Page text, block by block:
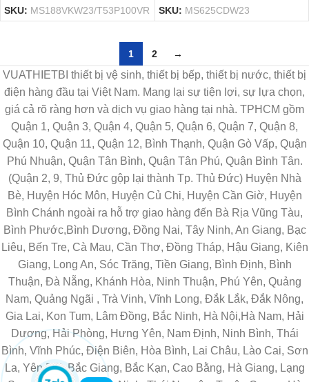
SKU: MS188VKW23/T53P100VR SKU: MS625CDW23
1 2 →
VUATHIETBI thiết bị vệ sinh, thiết bị bếp, thiết bị nước, thiết bị
điện hàng đầu tại Việt Nam. Mang lại sự tiện lợi, sự lựa chọn,
giá cả rõ ràng hơn và dịch vụ giao hàng tại nhà. TPHCM gồm
Quận 1, Quận 3, Quận 4, Quận 5, Quận 6, Quận 7, Quận 8,
Quận 10, Quận 11, Quận 12, Bình Thạnh, Quận Gò Vấp, Quận
Phú Nhuận, Quận Tân Bình, Quận Tân Phú, Quận Bình Tân.
(Quận 2, 9, Thủ Đức gộp lại thành Tp. Thủ Đức) Huyện Nhà
Bè, Huyện Hóc Môn, Huyện Củ Chi, Huyện Cần Giờ, Huyện
Bình Chánh ngoài ra hỗ trợ giao hàng đến Bà Rịa Vũng Tàu,
Bình Phước,Bình Dương, Đồng Nai, Tây Ninh, An Giang, Bạc
Liêu, Bến Tre, Cà Mau, Cần Thơ, Đồng Tháp, Hậu Giang, Kiên
Giang, Long An, Sóc Trăng, Tiền Giang, Bình Định, Bình
Thuận, Đà Nẵng, Khánh Hòa, Ninh Thuận, Phú Yên, Quảng
Nam, Quảng Ngãi , Trà Vinh, Vĩnh Long, Đắk Lắk, Đắk Nông,
Gia Lai, Kon Tum, Lâm Đồng, Bắc Ninh, Hà Nội,Hà Nam, Hải
Dương, Hải Phòng, Hưng Yên, Nam Định, Ninh Bình, Thái
Bình, Vĩnh Phúc, Điện Biên, Hòa Bình, Lai Châu, Lào Cai, Sơn
La, Yên Bái, Bắc Giang, Bắc Kạn, Cao Bằng, Hà Giang, Lạng